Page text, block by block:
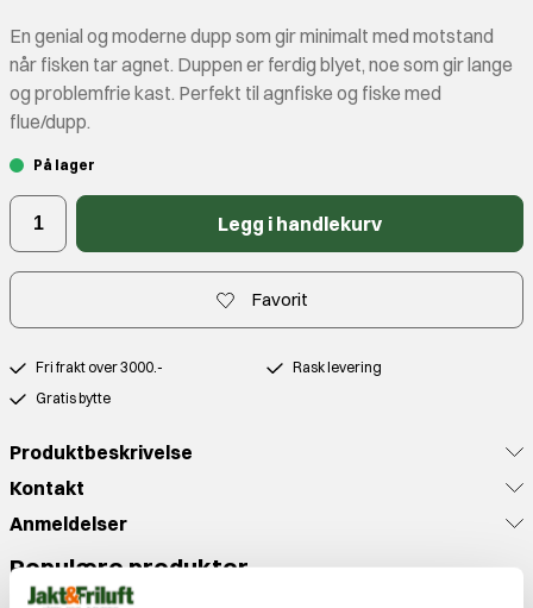
En genial og moderne dupp som gir minimalt med motstand
når fisken tar agnet. Duppen er ferdig blyet, noe som gir lange
og problemfrie kast. Perfekt til agnfiske og fiske med
flue/dupp.
På lager
Legg i handlekurv
Favorit
Fri frakt over 3000.-
Rask levering
Gratis bytte
Produktbeskrivelse
Kontakt
Anmeldelser
Populære produkter